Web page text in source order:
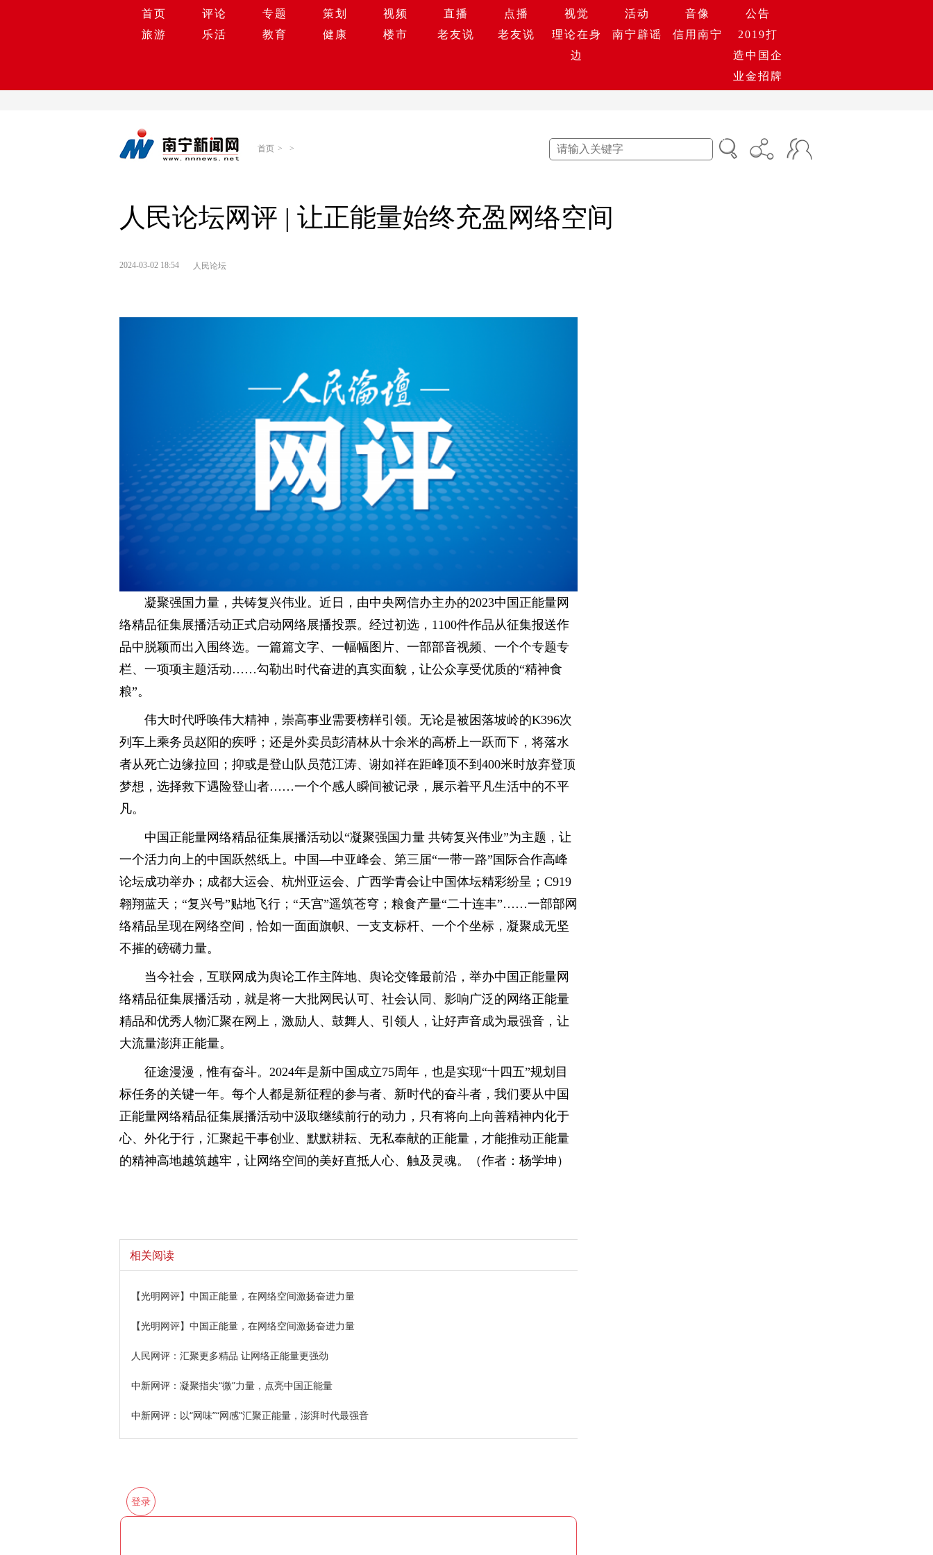
首页 评论 专题 策划 视频 直播 点播 视觉 活动 音像
公告
旅游
乐活 教育 健康 楼市 老友说 老友说
理论在身
边
南宁辟谣 信用南宁
2019打
造中国企
业金招牌
首页 > >
人民论坛网评 | 让正能量始终充盈网络空间
2024-03-02 18:54 人民论坛
凝聚强国力量，共铸复兴伟业。近日，由中央网信办主办的2023中国正能量网
络精品征集展播活动正式启动网络展播投票。经过初选，1100件作品从征集报送作
品中脱颖而出入围终选。一篇篇文字、一幅幅图片、一部部音视频、一个个专题专
栏、一项项主题活动……勾勒出时代奋进的真实面貌，让公众享受优质的“精神食
粮”。
伟大时代呼唤伟大精神，崇高事业需要榜样引领。无论是被困落坡岭的K396次
列车上乘务员赵阳的疾呼；还是外卖员彭清林从十余米的高桥上一跃而下，将落水
者从死亡边缘拉回；抑或是登山队员范江涛、谢如祥在距峰顶不到400米时放弃登顶
梦想，选择救下遇险登山者……一个个感人瞬间被记录，展示着平凡生活中的不平
凡。
中国正能量网络精品征集展播活动以“凝聚强国力量 共铸复兴伟业”为主题，让
一个活力向上的中国跃然纸上。中国—中亚峰会、第三届“一带一路”国际合作高峰
论坛成功举办；成都大运会、杭州亚运会、广西学青会让中国体坛精彩纷呈；C919
翱翔蓝天；“复兴号”贴地飞行；“天宫”遥筑苍穹；粮食产量“二十连丰”……一部部网
络精品呈现在网络空间，恰如一面面旗帜、一支支标杆、一个个坐标，凝聚成无坚
不摧的磅礴力量。
当今社会，互联网成为舆论工作主阵地、舆论交锋最前沿，举办中国正能量网
络精品征集展播活动，就是将一大批网民认可、社会认同、影响广泛的网络正能量
精品和优秀人物汇聚在网上，激励人、鼓舞人、引领人，让好声音成为最强音，让
大流量澎湃正能量。
征途漫漫，惟有奋斗。2024年是新中国成立75周年，也是实现“十四五”规划目
标任务的关键一年。每个人都是新征程的参与者、新时代的奋斗者，我们要从中国
正能量网络精品征集展播活动中汲取继续前行的动力，只有将向上向善精神内化于
心、外化于行，汇聚起干事创业、默默耕耘、无私奉献的正能量，才能推动正能量
的精神高地越筑越牢，让网络空间的美好直抵人心、触及灵魂。（作者：杨学坤）
相关阅读
【光明网评】中国正能量，在网络空间激扬奋进力量
【光明网评】中国正能量，在网络空间激扬奋进力量
人民网评：汇聚更多精品 让网络正能量更强劲
中新网评：凝聚指尖“微”力量，点亮中国正能量
中新网评：以“网味”“网感”汇聚正能量，澎湃时代最强音
登录